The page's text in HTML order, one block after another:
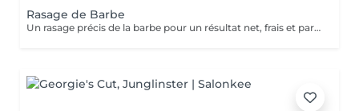
Rasage de Barbe
Un rasage précis de la barbe pour un résultat net, frais et parfaitement soigné. La peau est laissée douce, lisse et parfaitement entretenue.